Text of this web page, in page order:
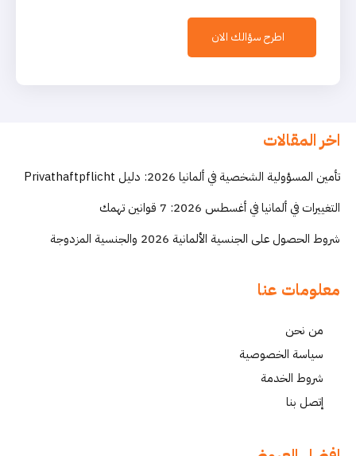
اطرح سؤالك الان
اخر المقالات
تأمين المسؤولية الشخصية في ألمانيا 2026: دليل Privathaftpflicht
التغييرات في ألمانيا في أغسطس 2026: 7 قوانين تهمك
شروط الحصول على الجنسية الألمانية 2026 والجنسية المزدوجة
معلومات عنا
من نحن
سياسة الخصوصية
شروط الخدمة
إتصل بنا